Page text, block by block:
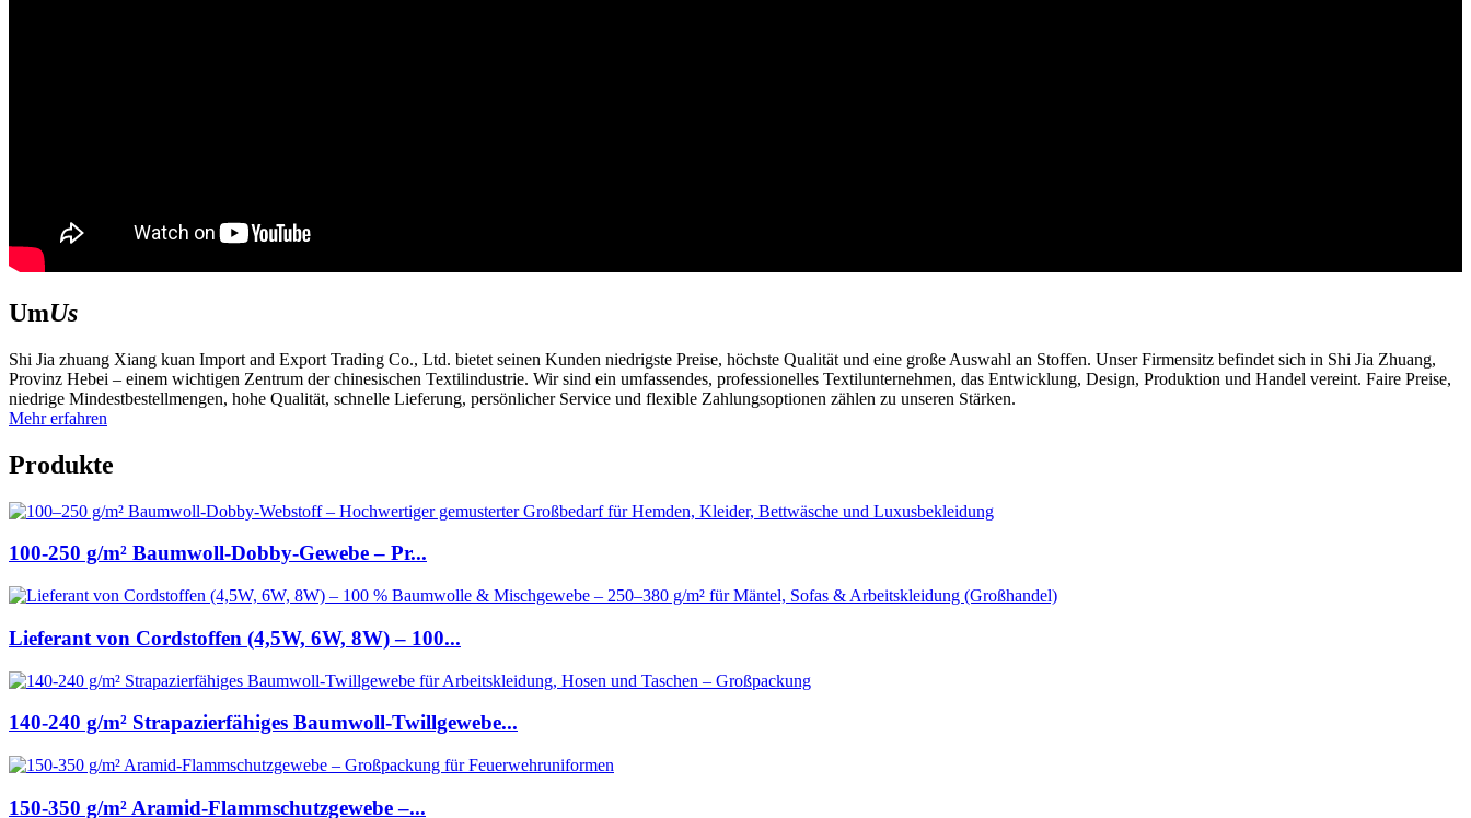
UmUs
Shi Jia zhuang Xiang kuan Import and Export Trading Co., Ltd. bietet seinen Kunden niedrigste Preise, höchste Qualität und eine große Auswahl an Stoffen. Unser Firmensitz befindet sich in Shi Jia Zhuang,
Provinz Hebei – einem wichtigen Zentrum der chinesischen Textilindustrie. Wir sind ein umfassendes, professionelles Textilunternehmen, das Entwicklung, Design, Produktion und Handel vereint. Faire Preise,
niedrige Mindestbestellmengen, hohe Qualität, schnelle Lieferung, persönlicher Service und flexible Zahlungsoptionen zählen zu unseren Stärken.
Mehr erfahren
Produkte
100-250 g/m² Baumwoll-Dobby-Gewebe – Pr...
Lieferant von Cordstoffen (4,5W, 6W, 8W) – 100...
140-240 g/m² Strapazierfähiges Baumwoll-Twillgewebe...
150-350 g/m² Aramid-Flammschutzgewebe –...